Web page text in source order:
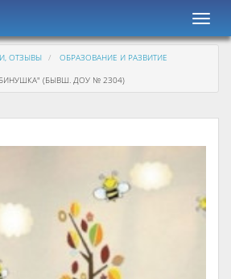
ОТЗЫВЫ
ОБРАЗОВАНИЕ И РАЗВИТИЕ
(БЫВШ. ДОУ № 2304)